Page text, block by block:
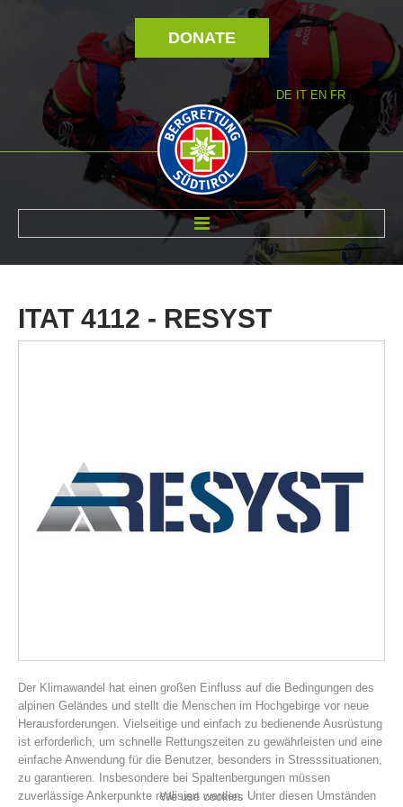
DONATE
DE IT EN FR
ITAT 4112 - RESYST
Der Klimawandel hat einen großen Einfluss auf die Bedingungen des
alpinen Geländes und stellt die Menschen im Hochgebirge vor neue
Herausforderungen. Vielseitige und einfach zu bedienende Ausrüstung
ist erforderlich, um schnelle Rettungszeiten zu gewährleisten und eine
einfache Anwendung für die Benutzer, besonders in Stresssituationen,
zu garantieren. Insbesondere bei Spaltenbergungen müssen
zuverlässige Ankerpunkte realisiert werden. Unter diesen Umständen
We use cookies